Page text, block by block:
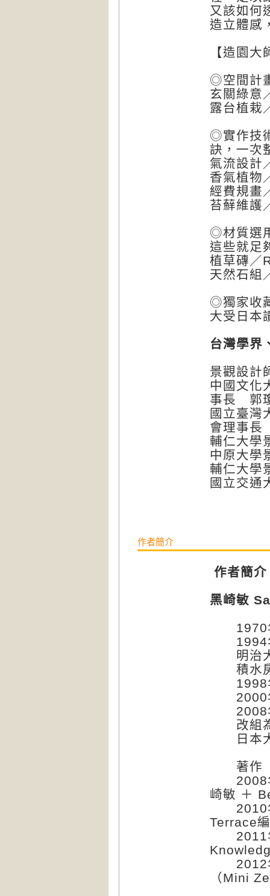
又該如何
造立體感
【造園
◎空間計
玄關綠意
露台植栽
◎實作技
訣，一次
氣流設計
香氣植物
經費規畫
苔蘚維護
◎材質選
這些就足
植草磚／
天然石組
◎獨家收
大受日本
台灣學界
景觀設
中國文化
事長 郭
國立臺灣
會理事
輔仁大學
中原大學
輔仁大學
國立交通
作者簡介
作者簡介
黑崎敏
1970
明治大
積水房
1998年
2000年
2008
改組為
日本大
著作
2008年
崎敏 ＋
2010年
Terrace
2011年
2012年
（Mini